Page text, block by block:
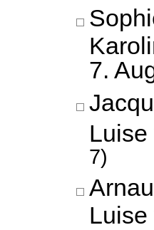
7.
Luise
7)
Luise